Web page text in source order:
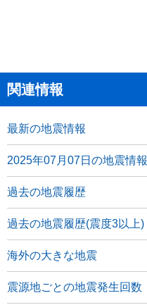
関連情報
最新の地震情報
2025年07月07日の地震情報
過去の地震履歴
過去の地震履歴(震度3以上)
海外の大きな地震
震源地ごとの地震発生回数